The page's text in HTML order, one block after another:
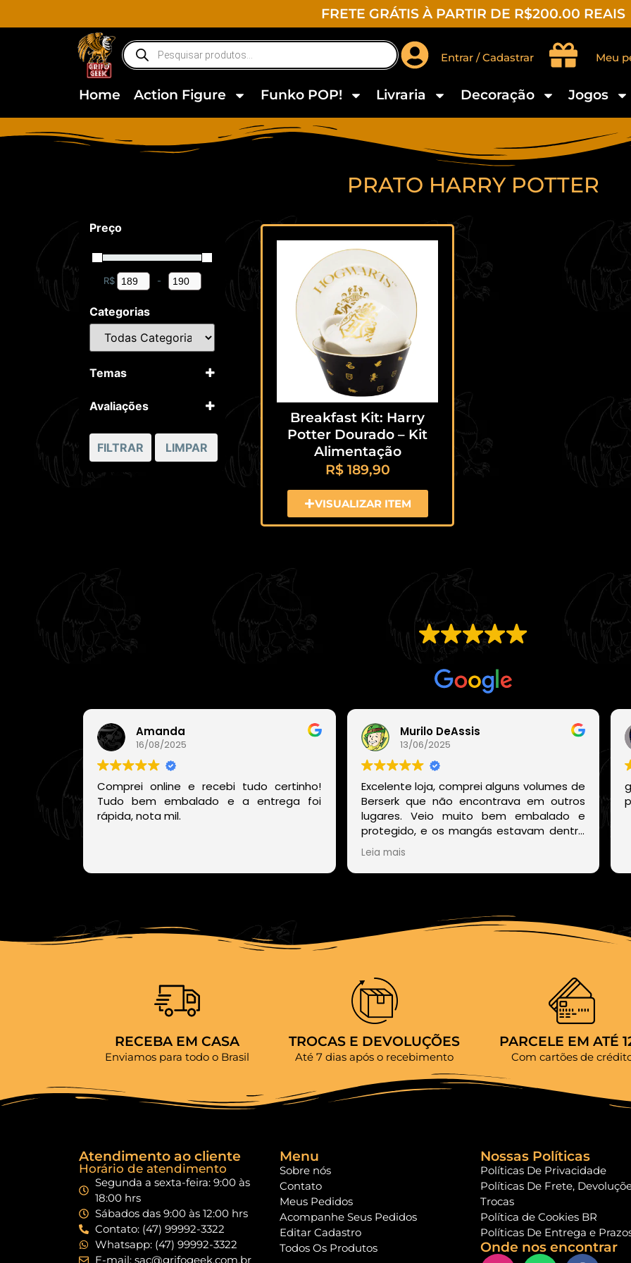
FRETE GRÁTIS À PARTIR DE R$200.00 REAIS
Entrar / Cadastrar Meu
Home Action Figure Funko POP! Livraria Decoração Jogos
PRATO HARRY POTTER
Preço
R$ Minimum Price
-Maximum Price
Categorias
Temas
Avaliações
3 ou mais
FILTRAR LIMPAR
Breakfast Kit: Harry
Potter Dourado – Kit
Alimentação
R$189,90
VISUALIZAR ITEM
EXCELENTE
Com base em 21 avaliações
Amanda
16/08/2025
Comprei online e recebi tudo certinho!
Tudo bem embalado e a entrega foi
rápida, nota mil.
Murilo DeAssis
13/06/2025
Excelente loja, comprei alguns volumes de
Berserk que não encontrava em outros
lugares. Veio muito bem embalado e
protegido, e os mangás estavam dentro
de um embrulho muito bonito. E o site
deles também é muito fácil de encontrar
os volumes disponíveis sem precisar ficar
Leia mais
RECEBA EM CASA
Enviamos para todo o Brasil
TROCAS E DEVOLUÇÕES
Até 7 dias após o recebimento
PARCELE EM ATÉ
Com cartões de
Atendimento ao cliente
Horário de atendimento
Segunda a sexta-feira: 9:00 às
18:00 hrs
Sábados das 9:00 às 12:00 hrs
Contato: (47) 99992-3322
Whatsapp: (47) 99992-3322
E-mail: sac@grifogeek.com.br
Menu
Sobre nós
Contato
Meus Pedidos
Acompanhe Seus Pedidos
Editar Cadastro
Todos Os Produtos
Nossas Políticas
Políticas De Privacidade
Políticas De Frete,
Trocas
Política de Cookies BR
Políticas De Entrega e
Onde nos encontrar